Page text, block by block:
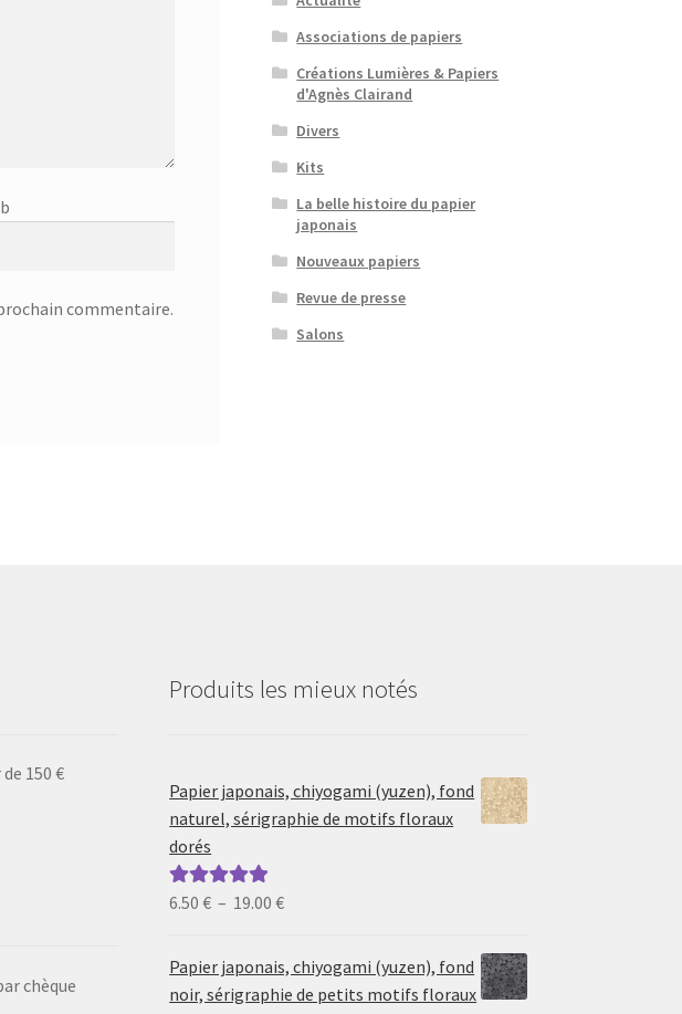
commentaire.
Associations de papiers
Créations Lumières & Papiers
d'Agnès Clairand
Divers
Kits
La belle histoire du papier
japonais
Nouveaux papiers
Revue de presse
Salons
150 €
chèque
Produits les mieux notés
Papier japonais, chiyogami (yuzen), fond
naturel, sérigraphie de motifs floraux
dorés
Note5.00sur
6.50€ – 19.00€Plage
prix :
6.50 €
Papier japonais, chiyogami (yuzen), fond
noir, sérigraphie de petits motifs floraux